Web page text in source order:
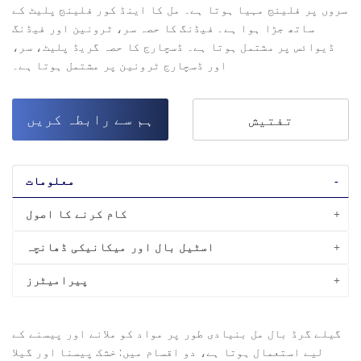
سروں پر فلینج مہیا ہوتا ہے۔ مل کا اینڈ کور فلینج پلیٹ کے
ساتھ جڑا ہوا ہے۔ فیڈنگ کا حصہ سر، ٹرونین اور فیڈنگ
ڈیوائس پر مشتمل ہوتا ہے۔ ڈسچارج کا حصہ گریڈ پلیٹ، سر،
اور ڈسچارج ٹرونین پر مشتمل ہوتا ہے۔
ہم سے رابطہ کریں تفتیش
معلومات
کام کرنے کا اصول
اسٹیل بال اور میکانیکی ڈھانچہ
پیرامیٹرز
گیلے گرڈ بال مل بنیادی طور پر مواد کو ملانے اور پیسنے کے
لیے استعمال ہوتا ہے، دو اقسام میں: خشک پیسنا اور گیلا